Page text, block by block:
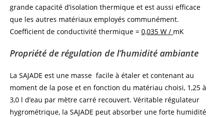
grande capacité d’isolation thermique et est aussi efficace
que les autres matériaux employés communément.
Coefficient de conductivité thermique = 0,035 W / mK
Propriété de régulation de l’humidité ambiante
La SAJADE est une masse facile à étaler et contenant au
moment de la pose et en fonction du matériau choisi, 1,25 à
3,0 l d’eau par mètre carré recouvert. Véritable régulateur
hygrométrique, la SAJADE peut absorber une forte humidité